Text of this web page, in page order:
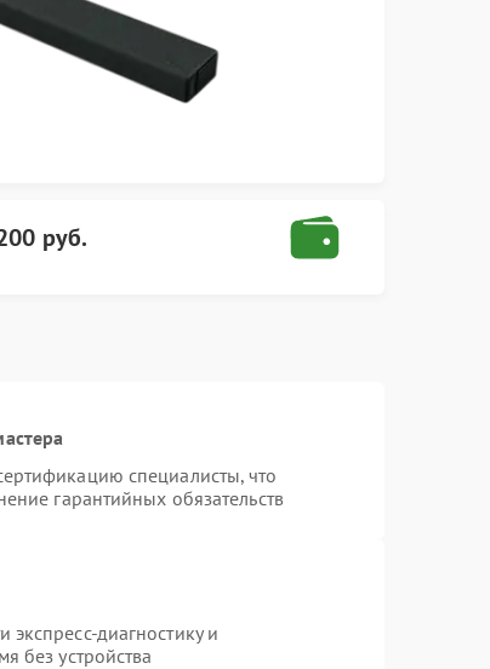
руб.
специалисты, что
гарантийных обязательств
диагностику и
без устройства